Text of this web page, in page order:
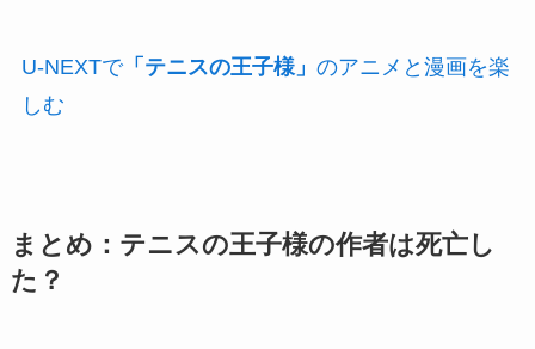
U-NEXTで「テニスの王子様」 のアニメと漫画を楽
しむ
まとめ：テニスの王子様の作者は死亡し
た？